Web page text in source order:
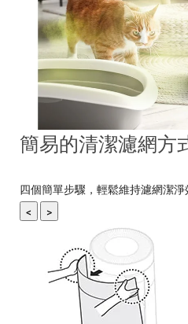
簡易的清潔濾網方
四個簡單步驟，輕鬆維持濾網潔淨
<
>